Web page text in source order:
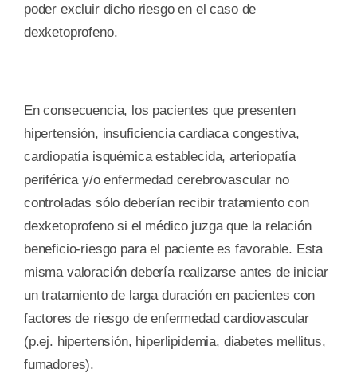
poder excluir dicho riesgo en el caso de
dexketoprofeno.
En consecuencia, los pacientes que presenten
hipertensión, insuficiencia cardiaca congestiva,
cardiopatía isquémica establecida, arteriopatía
periférica y/o enfermedad cerebrovascular no
controladas sólo deberían recibir tratamiento con
dexketoprofeno si el médico juzga que la relación
beneficio-riesgo para el paciente es favorable. Esta
misma valoración debería realizarse antes de iniciar
un tratamiento de larga duración en pacientes con
factores de riesgo de enfermedad cardiovascular
(p.ej. hipertensión, hiperlipidemia, diabetes mellitus,
fumadores).